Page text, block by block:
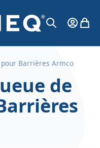
MonMon
pour Barrières Armco
de